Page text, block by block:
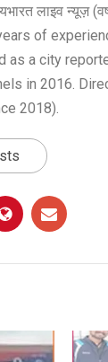
लाइव न्यूज़
of
as a city
in 2016.
2018).